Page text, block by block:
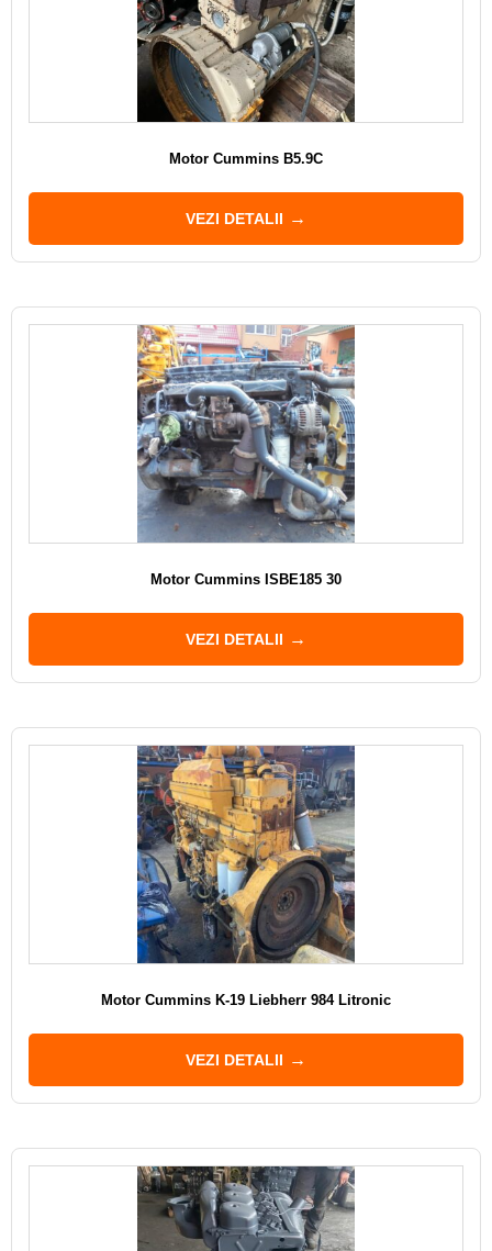
Motor Cummins B5.9C
VEZI DETALII
Motor Cummins ISBE185 30
VEZI DETALII
Motor Cummins K-19 Liebherr 984 Litronic
VEZI DETALII